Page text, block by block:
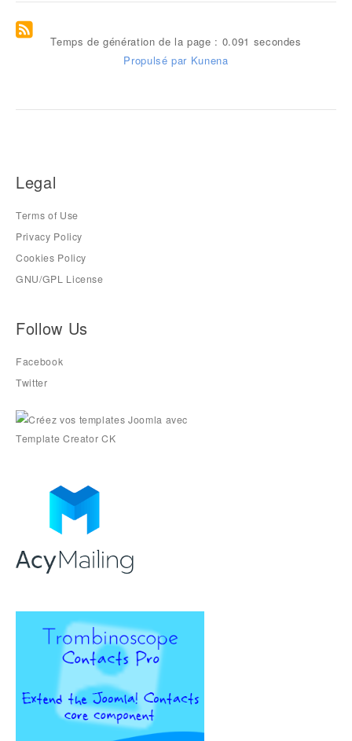
Temps de génération de la page : 0.091 secondes
Propulsé par Kunena
Legal
Terms of Use
Privacy Policy
Cookies Policy
GNU/GPL License
Follow Us
Facebook
Twitter